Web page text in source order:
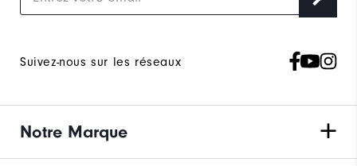
Suivez-nous sur les réseaux
Notre Marque